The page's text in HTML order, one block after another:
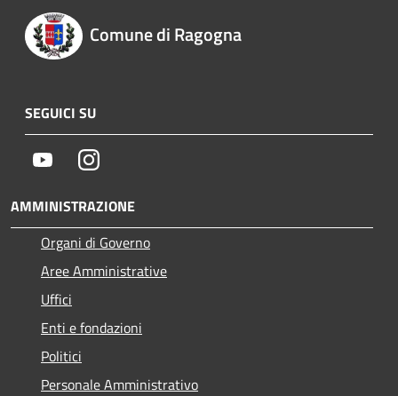
Comune di Ragogna
SEGUICI SU
YoutubeInstagram
AMMINISTRAZIONE
Organi di Governo
Aree Amministrative
Uffici
Enti e fondazioni
Politici
Personale Amministrativo